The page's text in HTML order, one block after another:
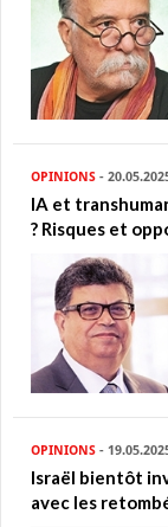
OPINIONS -
IA et
? Risques et
OPINIONS -
Israël bientôt
avec les